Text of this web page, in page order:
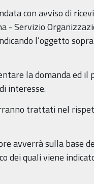
con avviso di
- Servizio
l’oggetto
la domanda ed
interesse.
trattati nel
avverrà sulla base
dei quali viene